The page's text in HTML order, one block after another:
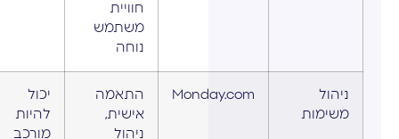
חוויית
משתמש
נוחה
ניהול
משימות
Monday.com
התאמה
אישית,
ניהול
יכול
להיות
מורכב